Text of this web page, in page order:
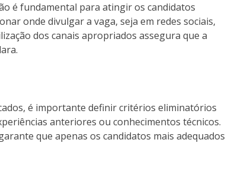
é fundamental para atingir os candidatos
onde divulgar a vaga, seja em redes sociais,
dos canais apropriados assegura que a
é importante definir critérios eliminatórios
anteriores ou conhecimentos técnicos.
que apenas os candidatos mais adequados